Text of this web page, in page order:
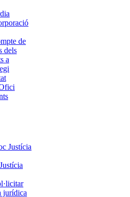
de
dels
a
Justícia
jurídica